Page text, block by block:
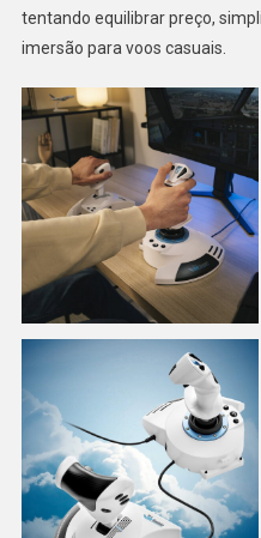
tentando equilibrar preço,
imersão para voos casuais.